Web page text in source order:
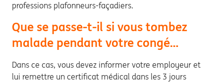
professions plafonneurs-façadiers.
Que se passe-t-il si vous tombez
malade pendant votre congé…
Dans ce cas, vous devez informer votre employeur et
lui remettre un certificat médical dans les 3 jours